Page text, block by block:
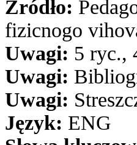
Źródło:
fizicnogo
Uwagi: 5 ryc.,
Uwagi:
Uwagi:
Język: ENG